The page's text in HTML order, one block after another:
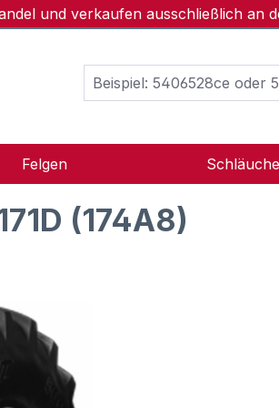
und verkaufen ausschließlich an
Felgen Schläuche
(174A8)